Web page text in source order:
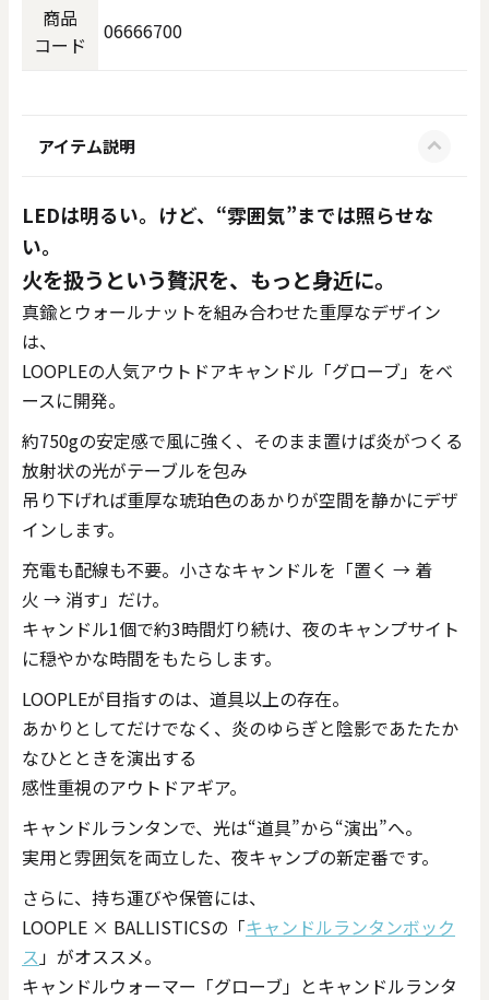
商品
コード
06666700
アイテム説明
LEDは明るい。けど、“雰囲気”までは照らせな
い。
火を扱うという贅沢を、もっと身近に。 ​
真鍮とウォールナットを組み合わせた重厚なデザイン
は、
LOOPLEの人気アウトドアキャンドル「グローブ」をベ
ースに開発。
約750gの安定感で風に強く、そのまま置けば炎がつくる
放射状の光がテーブルを包み
吊り下げれば重厚な琥珀色のあかりが空間を静かにデザ
インします。
充電も配線も不要。小さなキャンドルを「置く → 着
火 → 消す」だけ。
キャンドル1個で約3時間灯り続け、夜のキャンプサイト
に穏やかな時間をもたらします。
LOOPLEが目指すのは、道具以上の存在。
あかりとしてだけでなく、炎のゆらぎと陰影であたたか
なひとときを演出する
感性重視のアウトドアギア。
キャンドルランタンで、光は“道具”から“演出”へ。
実用と雰囲気を両立した、夜キャンプの新定番です。
さらに、持ち運びや保管には、
LOOPLE × BALLISTICSの「キャンドルランタンボック
ス」がオススメ。
キャンドルウォーマー「グローブ」とキャンドルランタ